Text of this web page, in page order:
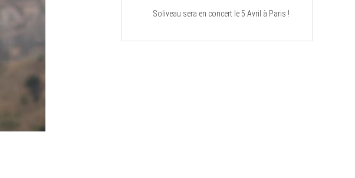
Soliveau sera en concert le 5 Avril à Paris !